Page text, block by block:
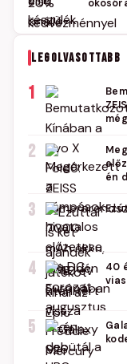
LEGOLVASOTTABB
1
2
én
3
4
40
5